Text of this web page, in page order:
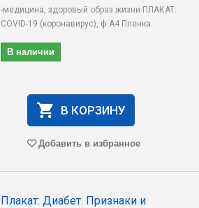
-медицина, здоровый образ жизни ПЛАКАТ:
COVID-19 (коронавирус), ф.А4 Пленка..
В наличии
В КОРЗИНУ
Добавить в избранное
Плакат: Диабет. Признаки и